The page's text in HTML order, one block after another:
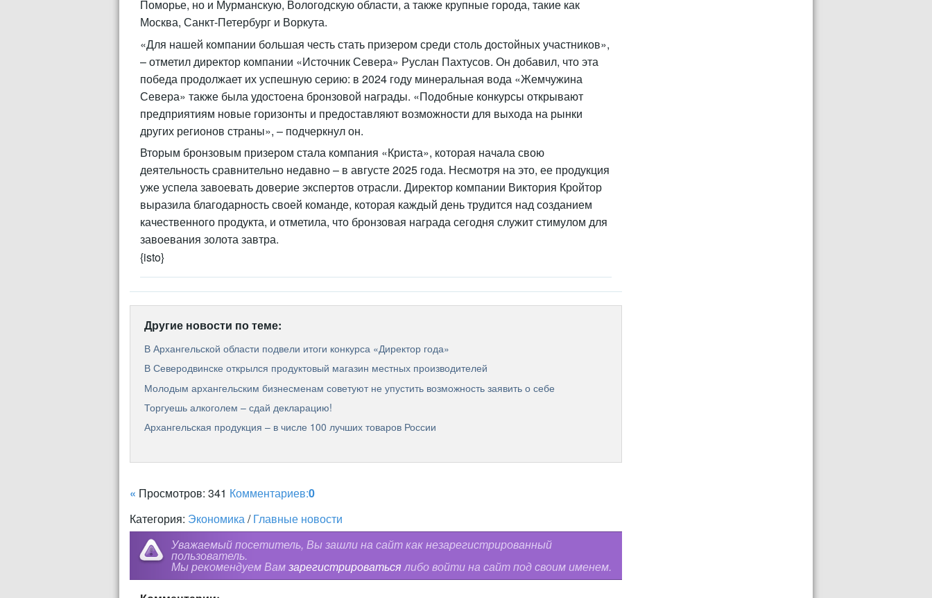
Поморье, но и Мурманскую, Вологодскую области, а также крупные города, такие как
Москва, Санкт-Петербург и Воркута.
«Для нашей компании большая честь стать призером среди столь достойных участников»,
– отметил директор компании «Источник Севера» Руслан Пахтусов. Он добавил, что эта
победа продолжает их успешную серию: в 2024 году минеральная вода «Жемчужина
Севера» также была удостоена бронзовой награды. «Подобные конкурсы открывают
предприятиям новые горизонты и предоставляют возможности для выхода на рынки
других регионов страны», – подчеркнул он.
Вторым бронзовым призером стала компания «Криста», которая начала свою
деятельность сравнительно недавно – в августе 2025 года. Несмотря на это, ее продукция
уже успела завоевать доверие экспертов отрасли. Директор компании Виктория Кройтор
выразила благодарность своей команде, которая каждый день трудится над созданием
качественного продукта, и отметила, что бронзовая награда сегодня служит стимулом для
завоевания золота завтра.
{isto}
Другие новости по теме:
В Архангельской области подвели итоги конкурса «Директор года»
В Северодвинске открылся продуктовый магазин местных производителей
Молодым архангельским бизнесменам советуют не упустить возможность заявить о себе
Торгуешь алкоголем – сдай декларацию!
Архангельская продукция – в числе 100 лучших товаров России
« Просмотров: 341 Комментариев:0
Категория: Экономика/Главные новости
Уважаемый посетитель, Вы зашли на сайт как незарегистрированный
пользователь.
Мы рекомендуем Вамзарегистрироватьсялибо войти на сайт под своим именем.